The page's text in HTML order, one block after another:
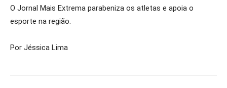
O Jornal Mais Extrema parabeniza os atletas e apoia o
esporte na região.
Por Jéssica Lima